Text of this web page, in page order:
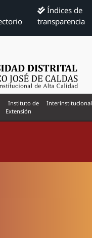
Índices de
transparencia
Instituto de
Extensión
Interinstitucional